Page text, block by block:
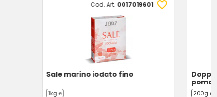
Cod. Art. 0017019601
Sale marino iodato fino
1kg ℮ 200g ℮